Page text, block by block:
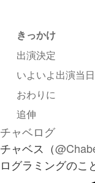
きっかけ
出演決定
いよいよ出演当日
おわりに
追伸
チャベログ
チャベス（
ログラミングのこ